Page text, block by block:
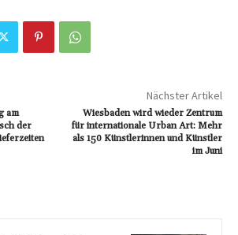
am
der
Nächster Artikel
Wiesbaden wird wieder Zentrum
für internationale Urban Art: Mehr
als 150 Künstlerinnen und Künstler
im Juni